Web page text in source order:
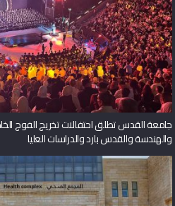
جامعة القدس تطلق احتفالات تخريج الفوج
والهندسة والقدس بارد والدراسات العليا